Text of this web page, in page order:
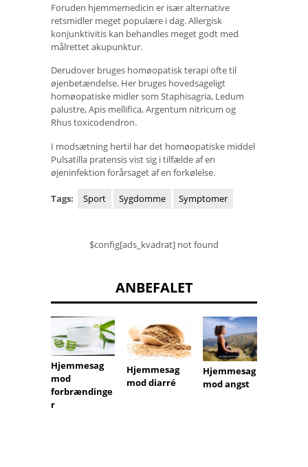
Foruden hjemmemedicin er især alternative
retsmidler meget populære i dag. Allergisk
konjunktivitis kan behandles meget godt med
målrettet akupunktur.
Derudover bruges homøopatisk terapi ofte til
øjenbetændelse. Her bruges hovedsageligt
homøopatiske midler som Staphisagria, Ledum
palustre, Apis mellifica, Argentum nitricum og
Rhus toxicodendron.
I modsætning hertil har det homøopatiske middel
Pulsatilla pratensis vist sig i tilfælde af en
øjeninfektion forårsaget af en forkølelse.
Tags: Sport Sygdomme Symptomer
$config[ads_kvadrat] not found
ANBEFALET
Hjemmesag
mod
forbrændinge
r
Hjemmesag
mod diarré
Hjemmesag
mod angst